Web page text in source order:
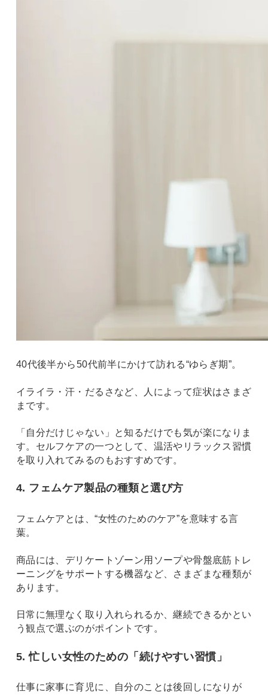
40代後半から50代前半にかけて訪れる“ゆらぎ期”。
イライラ・汗・だるさなど、人によって症状はさまざ
まです。
「自分だけじゃない」と知るだけでも気が楽になりま
す。セルフケアの一つとして、温活やリラックス習慣
を取り入れてみるのもおすすめです。
4. フェムケア製品の種類と選び方
フェムケアとは、“女性のためのケア”を意味する言
葉。
商品には、デリケートゾーン用ソープや骨盤底筋トレ
ーニングをサポートする機器など、さまざまな種類が
あります。
日常に無理なく取り入れられるか、継続できるかとい
う観点で選ぶのがポイントです。
5. 忙しい女性のための「続けやすい習慣」
仕事に家事に育児に、自分のことは後回しになりが